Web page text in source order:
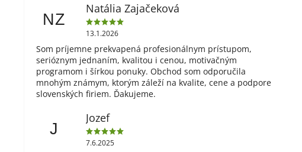
NZ
Natália Zajačeková
13.1.2026
Som príjemne prekvapená profesionálnym prístupom,
serióznym jednaním, kvalitou i cenou, motivačným
programom i šírkou ponuky. Obchod som odporučila
mnohým známym, ktorým záleží na kvalite, cene a podpore
slovenských firiem. Ďakujeme.
J
Jozef
7.6.2025